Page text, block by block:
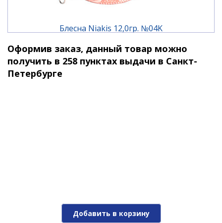
давая ни единого шанса на побег.
Блесна Niakis 12,0гр. №04K
1 190 ₽
Оформив заказ, данный товар можно
получить в 258 пунктах выдачи в Санкт-
Петербурге
Добавить в корзину